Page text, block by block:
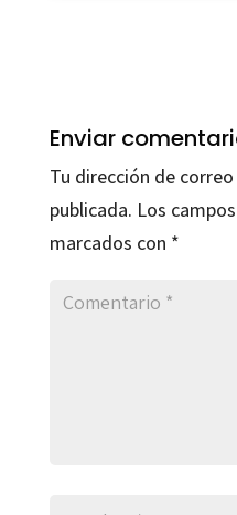
Enviar
Tu dirección de
publicada. Los
marcados con *